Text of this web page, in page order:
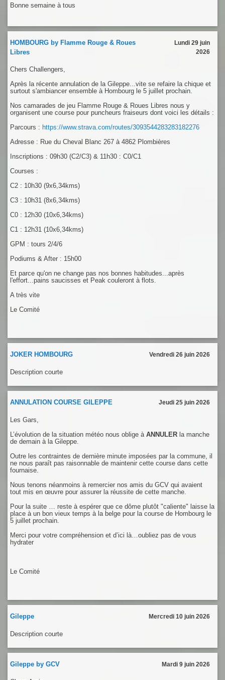
Bonne semaine à tous
HOMBOURG by Flamme Rouge & Roues
Libres
Lundi 29 juin
2026
Chers Challengers,
Après la récente annulation de la Gileppe...vite se refaire la chique et
surtout s'ambiancer ensemble à Hombourg le 5 juillet prochain.
Nos camarades de jeu Flamme Rouge & Roues Libres nous y
organisent une course pour puncheurs fraiseurs dont voici les détails :
Parcours : https://www.strava.com/routes/3093544283283182276
Adresse : Rue du Cheval Blanc 267 à 4862 Plombières
Inscriptions : 09h30 (C2/C3) & 11h30 : C0/C1
Courses :
C2 : 10h30 (9x6,34kms)
C3 : 10h31 (8x6,34kms)
C0 : 12h30 (10x6,34kms)
C1 : 12h31 (10x6,34kms)
GPM : tours 2/4/6
Podiums & After : 15h00
Et parce qu'on ne change pas nos bonnes habitudes...après
l'effort...pains saucisses et Peak couleront à flots.
A très vite
Le Comité
JOKER HOMBOURG Vendredi 26 juin 2026
Description courte
ANNULATION COURSE GILEPPE Jeudi 25 juin 2026
Les Gars,
L’évolution de la situation météo nous oblige à ANNULER la manche
de demain à la Gileppe.
Outre les contraintes de dernière minute imposées par la commune, il
ne nous paraît pas raisonnable de maintenir cette course dans cette
fournaise.
Nous tenons néanmoins à remercier nos amis du GCV qui avaient
tout mis en œuvre pour assurer la réussite de cette manche.
Pour la suite … reste à espérer que ce dôme plutôt "caliente" laisse la
place à un bon vieux temps à la belge pour la course de Hombourg le
5 juillet prochain.
Merci pour votre compréhension et d’ici là…oubliez pas de vous
hydrater
Le Comité
Gileppe Mercredi 10 juin 2026
Description courte
Gileppe by GCV Mardi 9 juin 2026